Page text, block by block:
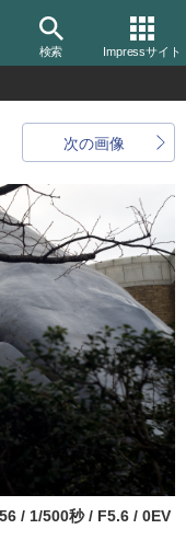
検索 Impressサイト
次の画像
/ 1/500秒 / F5.6 / 0EV